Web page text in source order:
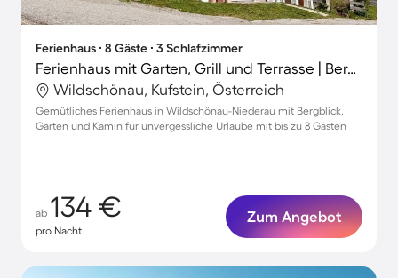
Ferienhaus ∙ 8 Gäste ∙ 3 Schlafzimmer
Ferienhaus mit Garten, Grill und Terrasse | Bergblick | Haustiere sind willkommen
Wildschönau, Kufstein, Österreich
Gemütliches Ferienhaus in Wildschönau-Niederau mit Bergblick,
Garten und Kamin für unvergessliche Urlaube mit bis zu 8 Gästen
ab 134 €
pro Nacht
Zum Angebot